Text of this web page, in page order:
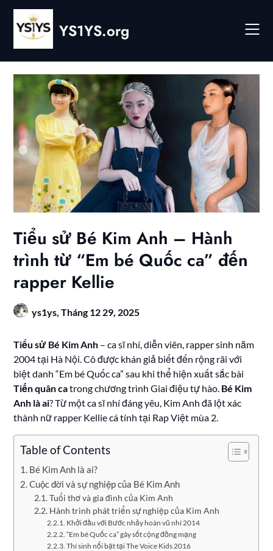
Skip
content
YS1YS.org
Tiểu sử Bé Kim Anh – Hành
trình từ “Em bé Quốc ca” đến
rapper Kellie
ys1ys,Tháng 12 29, 2025
Tiểu sử Bé Kim Anh – ca sĩ nhí, diễn viên, rapper sinh năm
2004 tại Hà Nội. Cô được khán giả biết đến rộng rãi với
biệt danh “Em bé Quốc ca” sau khi thể hiện xuất sắc bài
Tiến quân catrong chương trình Giai điệu tự hào. Bé Kim
Anh là ai? Từ một ca sĩ nhí đáng yêu, Kim Anh đã lột xác
thành nữ rapper Kellie cá tính tại Rap Việt mùa 2.
Table of Contents
Bé Kim Anh là ai?
Cuộc đời và sự nghiệp của Bé Kim Anh
Tuổi thơ và gia đình của Kim Anh
Hành trình phát triển sự nghiệp của Kim Anh
Khởi đầu với Bước nhảy hoàn vũ nhí 2014
“Em bé Quốc ca” gây sốt cộng đồng mạng
Thí sinh nổi bật tại The Voice Kids 2016